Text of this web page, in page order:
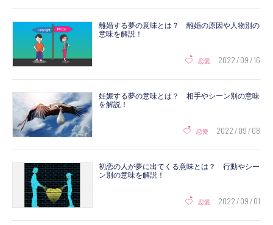
離婚する夢の意味とは？ 離婚の原因や人物別の
意味を解説！
恋愛 2022 / 09 / 16
妊娠する夢の意味とは？ 相手やシーン別の意味
を解説！
恋愛 2022 / 09 / 08
初恋の人が夢に出てくる意味とは？ 行動やシー
ン別の意味を解説！
恋愛 2022 / 09 / 01